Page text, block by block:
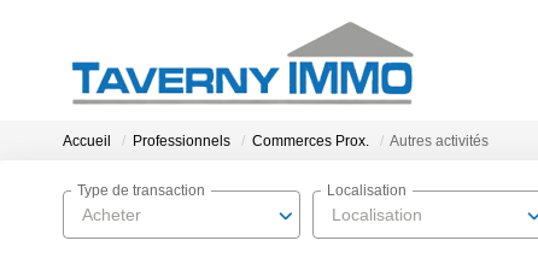
Accueil Professionnels Commerces Prox. Autres activités
Acheter
Type de transaction
Localisation
Localisation